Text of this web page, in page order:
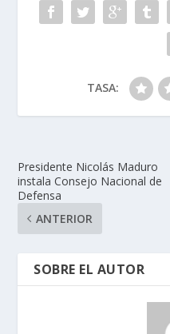
TASA:
Presidente Nicolás Maduro
instala Consejo Nacional de
Defensa
ANTERIOR
SOBRE EL AUTOR